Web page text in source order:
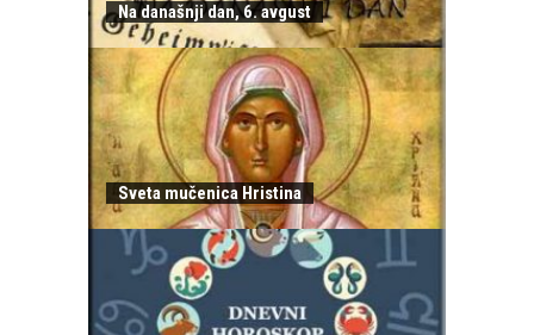
Na današnji dan, 6. avgust
Sveta mučenica Hristina